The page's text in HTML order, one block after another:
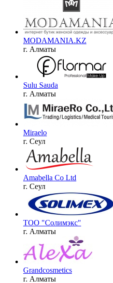
MODAMANIA.KZ
г. Алматы
Sulu Sauda
г. Алматы
Miraelo
г. Сеул
Amabella Co Ltd
г. Сеул
ТОО "Солимэкс"
г. Алматы
Grandcosmetics
г. Алматы